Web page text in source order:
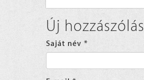
Új hozzászólás
Saját név *